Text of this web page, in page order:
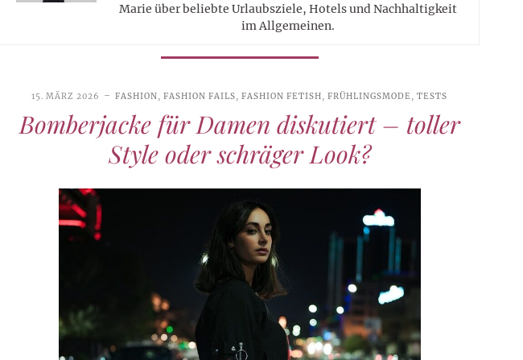
Marie über beliebte Urlaubsziele, Hotels und Nachhaltigkeit
im Allgemeinen.
15. MÄRZ 2026 FASHION, FASHION FAILS,FASHION FETISH,FRÜHLINGSMODE,TESTS
Bomberjacke für Damen diskutiert – toller
Style oder schräger Look?